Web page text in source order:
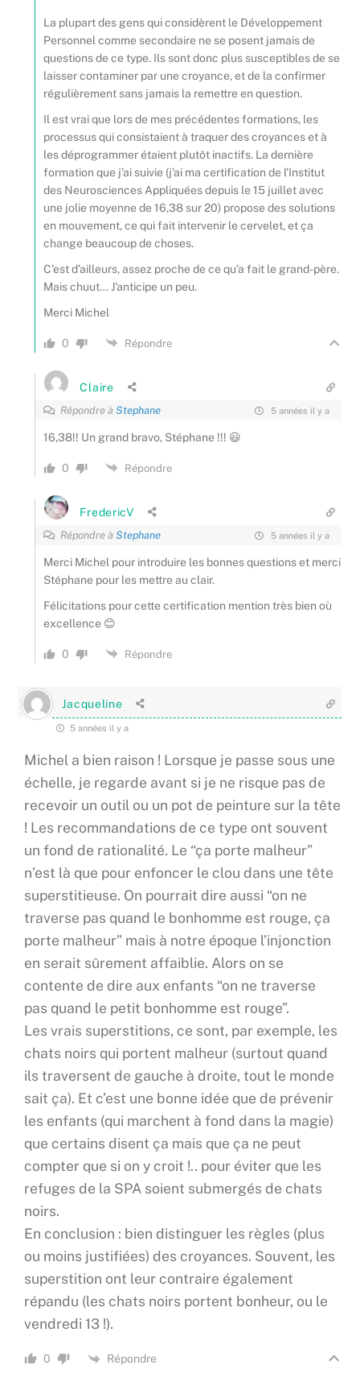
La plupart des gens qui considèrent le Développement
Personnel comme secondaire ne se posent jamais de
questions de ce type. Ils sont donc plus susceptibles de se
laisser contaminer par une croyance, et de la confirmer
régulièrement sans jamais la remettre en question.
Il est vrai que lors de mes précédentes formations, les
processus qui consistaient à traquer des croyances et à
les déprogrammer étaient plutôt inactifs. La dernière
formation que j’ai suivie (j’ai ma certification de l’Institut
des Neurosciences Appliquées depuis le 15 juillet avec
une jolie moyenne de 16,38 sur 20) propose des solutions
en mouvement, ce qui fait intervenir le cervelet, et ça
change beaucoup de choses.
C’est d’ailleurs, assez proche de ce qu’a fait le grand-père.
Mais chuut… J’anticipe un peu.
Merci Michel
0 Répondre
Claire
Répondre àStephane 5 années il y a
16,38!! Un grand bravo, Stéphane !!! 😃
0 Répondre
FredericV
Répondre àStephane 5 années il y a
Merci Michel pour introduire les bonnes questions et merci
Stéphane pour les mettre au clair.
Félicitations pour cette certification mention très bien où
excellence 😊
0 Répondre
Jacqueline
5 années il y a
Michel a bien raison ! Lorsque je passe sous une
échelle, je regarde avant si je ne risque pas de
recevoir un outil ou un pot de peinture sur la tête
! Les recommandations de ce type ont souvent
un fond de rationalité. Le “ça porte malheur”
n’est là que pour enfoncer le clou dans une tête
superstitieuse. On pourrait dire aussi “on ne
traverse pas quand le bonhomme est rouge, ça
porte malheur” mais à notre époque l’injonction
en serait sûrement affaiblie. Alors on se
contente de dire aux enfants “on ne traverse
pas quand le petit bonhomme est rouge”.
Les vrais superstitions, ce sont, par exemple, les
chats noirs qui portent malheur (surtout quand
ils traversent de gauche à droite, tout le monde
sait ça). Et c’est une bonne idée que de prévenir
les enfants (qui marchent à fond dans la magie)
que certains disent ça mais que ça ne peut
compter que si on y croit !.. pour éviter que les
refuges de la SPA soient submergés de chats
noirs.
En conclusion : bien distinguer les règles (plus
ou moins justifiées) des croyances. Souvent, les
superstition ont leur contraire également
répandu (les chats noirs portent bonheur, ou le
vendredi 13 !).
0 Répondre